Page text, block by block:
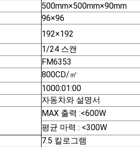
500mm×500mm×90mm
96×96
192×192
1/24 스캔
FM6353
800CD/㎡
1000:01:00
자동차와 설명서
MAX 출력 :<600W
평균 마력 : <300W
7.5 킬로그램